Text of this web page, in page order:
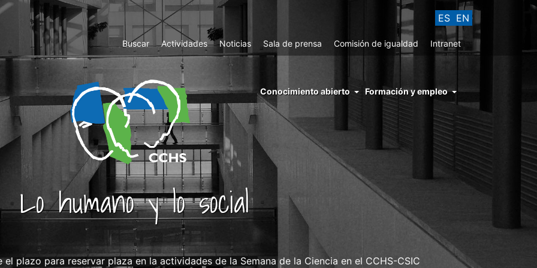
ES EN
Top
Menu
Buscar Actividades Noticias Sala de prensa Comisión de igualdad Intranet
menu
right
cchs
conocimiento
abierto
Conocimiento abierto Formación y empleo
Lo humano y lo social
el plazo para reservar plaza en la actividades de la Semana de la Ciencia en el CCHS-CSIC